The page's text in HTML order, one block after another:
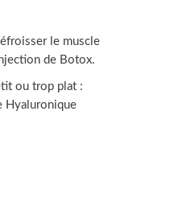
le muscle
de Botox.
ou trop plat :
Hyaluronique